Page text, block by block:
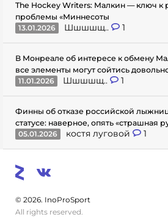
The Hockey Writers: Малкин — ключ к
проблемы «Миннесоты
13.01.2026
Шшшшщ.. 1
В Монреале об интересе к обмену
все элементы могут сойтись
11.01.2026
Шшшшщ.. 1
Финны об отказе российской
статусе: наверное, опять «страшная
05.01.2026
костя луговой 1
© 2026. InoProSport
All rights reserved.